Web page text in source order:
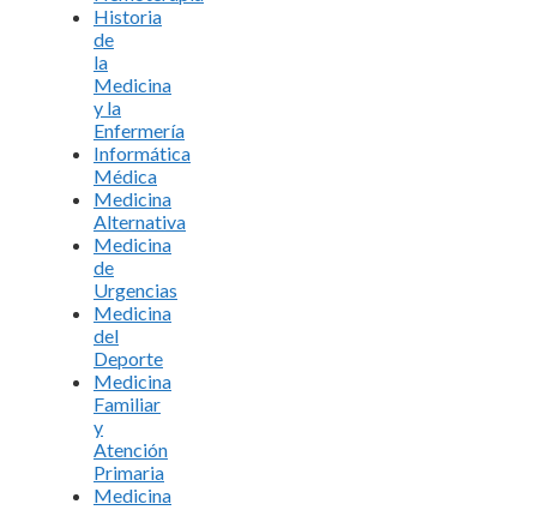
Historia
de
la
Medicina
y la
Enfermería
Informática
Médica
Medicina
Alternativa
Medicina
de
Urgencias
Medicina
del
Deporte
Medicina
Familiar
y
Atención
Primaria
Medicina